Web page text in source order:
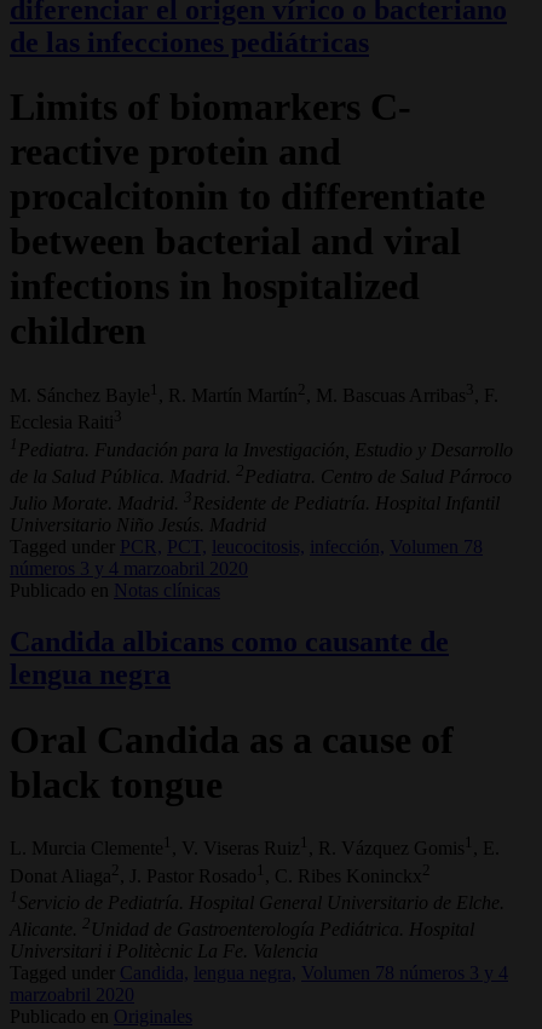
diferenciar el origen vírico o bacteriano
de las infecciones pediátricas
Limits of biomarkers C-
reactive protein and
procalcitonin to differentiate
between bacterial and viral
infections in hospitalized
children
M. Sánchez Bayle 1 , R. Martín Martín , M. Bascuas Arribas 3
, F.
Ecclesia Raiti
3
1 Pediatra. Fundación para la Investigación, Estudio y Desarrollo
de la Salud Pública. Madrid.
2 Pediatra. Centro de Salud Párroco
Julio Morate. Madrid.
3 Residente de Pediatría. Hospital Infantil
Universitario Niño Jesús. Madrid
Tagged under
PCR, PCT, leucocitosis, infección,
Volumen 78
números 3 y 4 marzoabril 2020
Publicado en
Notas clínicas
Candida albicans como causante de
lengua negra
Oral Candida as a cause of
black tongue
L. Murcia Clemente 1 , V. Viseras Ruiz 1 , R. Vázquez Gomis 1
, E.
Donat Aliaga
, J. Pastor Rosado 1 , C. Ribes Koninckx
1 Servicio de Pediatría. Hospital General Universitario de Elche.
Alicante.
2 Unidad de Gastroenterología Pediátrica. Hospital
Universitari i Politècnic La Fe. Valencia
Tagged under
Candida, lengua negra,
Volumen 78 números 3 y 4
marzoabril 2020
Publicado en
Originales